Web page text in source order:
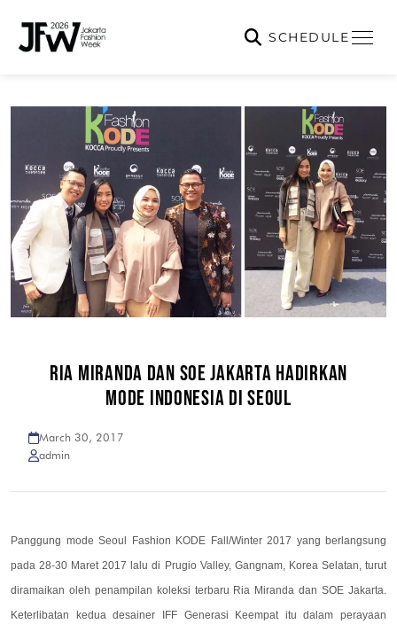
SCHEDULE
RIA MIRANDA DAN SOE JAKARTA HADIRKAN
MODE INDONESIA DI SEOUL
March 30, 2017
admin
Panggung mode Seoul Fashion KODE Fall/Winter 2017 yang berlangsung
pada 28-30 Maret 2017 lalu di Prugio Valley, Gangnam, Korea Selatan, turut
diramaikan oleh penampilan koleksi terbaru Ria Miranda dan SOE Jakarta.
Keterlibatan kedua desainer IFF Generasi Keempat itu dalam perayaan